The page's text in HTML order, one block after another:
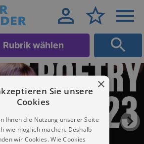
Rubrik wählen
×
Sie unsere
Cookies
Ihnen die Nutzung unserer Seite
wie möglich machen. Deshalb
wir Cookies. Wie Cookies